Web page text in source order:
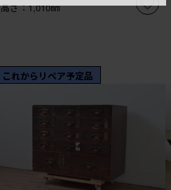
高さ：1,010㎜
これからリペア予定品